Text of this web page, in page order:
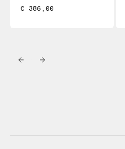
€ 386,00